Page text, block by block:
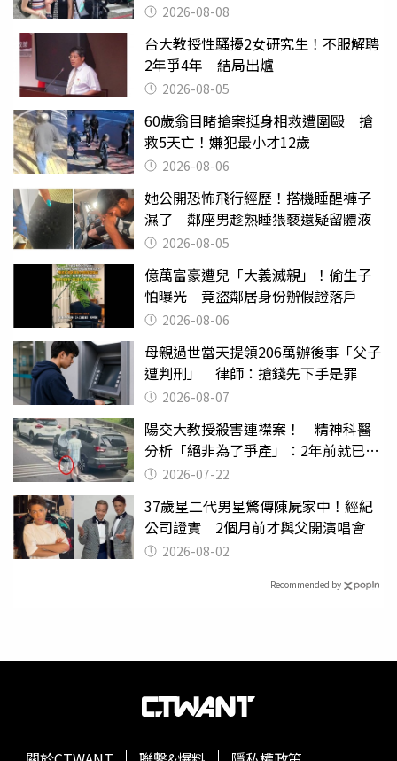
2026-08-08
台大教授性騷擾2女研究生！不服解聘
2年爭4年 結局出爐
2026-08-05
60歲翁目睹搶案挺身相救遭圍毆 搶
救5天亡！嫌犯最小才12歲
2026-08-06
她公開恐怖飛行經歷！搭機睡醒褲子
濕了 鄰座男趁熟睡猥褻還疑留體液
2026-08-05
億萬富豪遭兒「大義滅親」！偷生子
怕曝光 竟盜鄰居身份辦假證落戶
2026-08-06
母親過世當天提領206萬辦後事「父子
遭判刑」 律師：搶錢先下手是罪
2026-08-07
陽交大教授殺害連襟案！ 精神科醫
分析「絕非為了爭產」：2年前就已言
行詭異
2026-07-22
37歲星二代男星驚傳陳屍家中！經紀
公司證實 2個月前才與父開演唱會
2026-08-02
Recommended by